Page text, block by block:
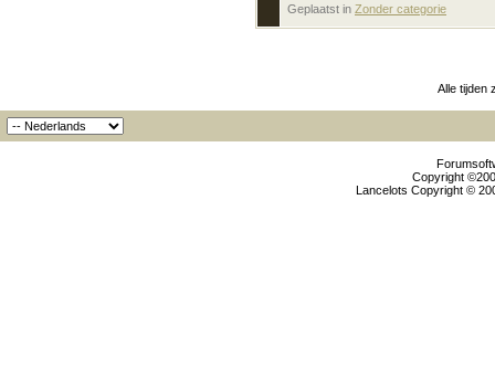
Geplaatst in Zonder categorie
Alle tijden
Copyright
Lancelots Copyright ©